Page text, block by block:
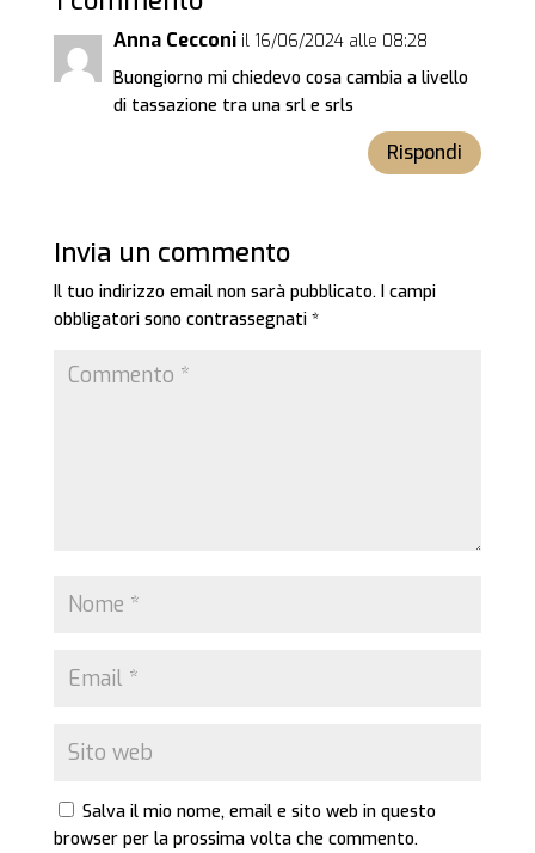
Anna Cecconi il 16/06/2024 alle 08:28
Buongiorno mi chiedevo cosa cambia a livello
di tassazione tra una srl e srls
Rispondi
Invia un commento
Il tuo indirizzo email non sarà pubblicato. I campi
obbligatori sono contrassegnati *
Salva il mio nome, email e sito web in questo
browser per la prossima volta che commento.